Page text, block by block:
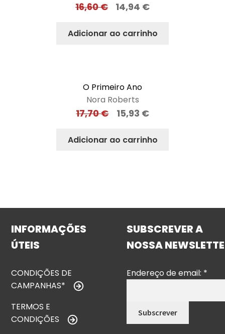
16,60€ 14,94 €
Adicionar ao carrinho
O Primeiro Ano
Nora Roberts
17,70€ 15,93 €
Adicionar ao carrinho
INFORMAÇÕES
ÚTEIS
CONDIÇÕES DE
CAMPANHAS*
TERMOS E
CONDIÇÕES
SUBSCREVER A
NOSSA
Endereço de email: *